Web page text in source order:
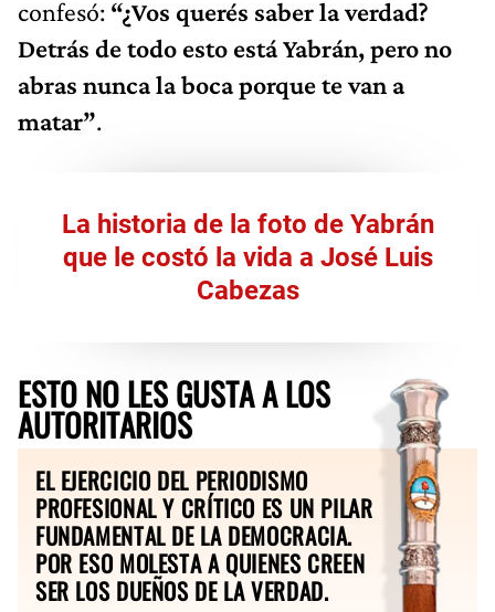
confesó: “¿Vos querés saber la verdad?
Detrás de todo esto está Yabrán, pero no
abras nunca la boca porque te van a
matar”.
La historia de la foto de Yabrán
que le costó la vida a José Luis
Cabezas
ESTO NO LES GUSTA A LOS
AUTORITARIOS
EL EJERCICIO DEL PERIODISMO
PROFESIONAL Y CRÍTICO ES UN PILAR
FUNDAMENTAL DE LA DEMOCRACIA.
POR ESO MOLESTA A QUIENES CREEN
SER LOS DUEÑOS DE LA VERDAD.